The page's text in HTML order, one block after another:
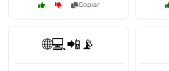
Copiar
🌐💻📲📡